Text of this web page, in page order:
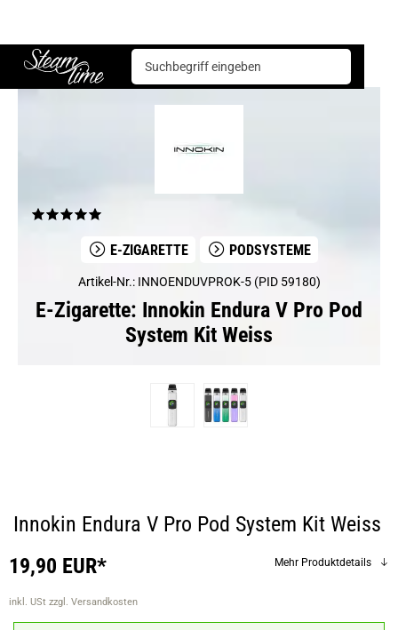
Steam time
E-Zigarette Podsysteme
E-ZIGARETTE PODSYSTEME
Artikel-Nr.: INNOENDUVPROK-5 (PID 59180)
E-Zigarette: Innokin Endura V Pro Pod
System Kit Weiss
Innokin Endura V Pro Pod System Kit Weiss
19,90 EUR*
inkl. USt zzgl. Versandkosten
Mehr Produktdetails